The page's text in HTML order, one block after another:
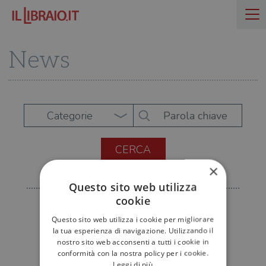
News
Categorie
×
Questo sito web utilizza
cookie
Questo sito web utilizza i cookie per migliorare
la tua esperienza di navigazione. Utilizzando il
nostro sito web acconsenti a tutti i cookie in
conformità con la nostra policy per i cookie.